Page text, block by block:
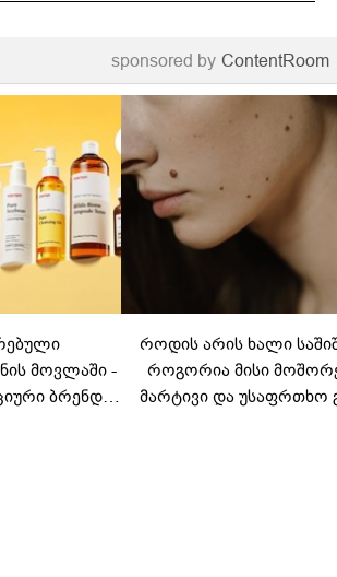
sponsored by ContentRoom
მოვლაში -
ბრენდი
როდის არის ხალი
როგორია მისი
მარტივი და უსაფრთხო